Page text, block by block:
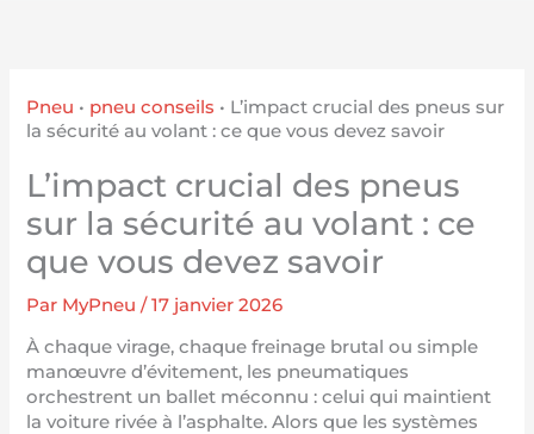
Pneu • pneu conseils • L’impact crucial des pneus sur
la sécurité au volant : ce que vous devez savoir
L’impact crucial des pneus
sur la sécurité au volant : ce
que vous devez savoir
Par MyPneu/17 janvier 2026
À chaque virage, chaque freinage brutal ou simple
manœuvre d’évitement, les pneumatiques
orchestrent un ballet méconnu : celui qui maintient
la voiture rivée à l’asphalte. Alors que les systèmes